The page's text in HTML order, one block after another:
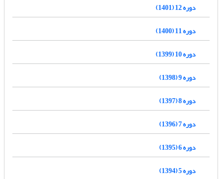
دوره 12 (1401)
دوره 11 (1400)
دوره 10 (1399)
دوره 9 (1398)
دوره 8 (1397)
دوره 7 (1396)
دوره 6 (1395)
دوره 5 (1394)